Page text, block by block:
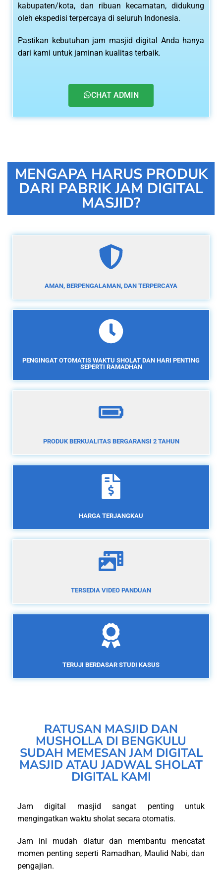
kabupaten/kota, dan ribuan kecamatan, didukung
oleh ekspedisi terpercaya di seluruh Indonesia.
Pastikan kebutuhan jam masjid digital Anda hanya
dari kami untuk jaminan kualitas terbaik.
CHAT ADMIN
MENGAPA HARUS PRODUK
DARI PABRIK JAM DIGITAL
MASJID?
AMAN, BERPENGALAMAN, DAN TERPERCAYA
PENGINGAT OTOMATIS WAKTU SHOLAT DAN HARI PENTING
SEPERTI RAMADHAN
PRODUK BERKUALITAS BERGARANSI 2 TAHUN
HARGA TERJANGKAU
TERSEDIA VIDEO PANDUAN
TERUJI BERDASAR STUDI KASUS
RATUSAN MASJID DAN
MUSHOLLA DI BENGKULU
SUDAH MEMESAN JAM DIGITAL
MASJID ATAU JADWAL SHOLAT
DIGITAL KAMI
Jam digital masjid sangat penting untuk
mengingatkan waktu sholat secara otomatis.
Jam ini mudah diatur dan membantu mencatat
momen penting seperti Ramadhan, Maulid Nabi, dan
pengajian.